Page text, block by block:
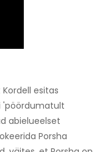
Kordell esitas
'pöördumatult
abielueelset
Porsha